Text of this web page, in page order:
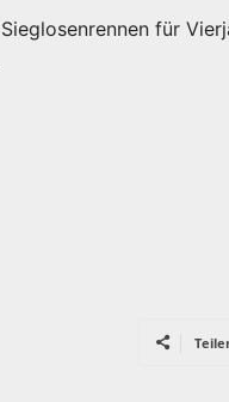
für